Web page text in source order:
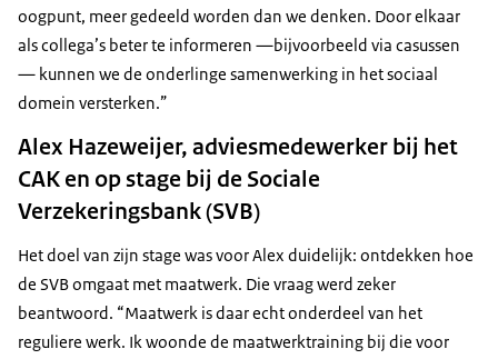
oogpunt, meer gedeeld worden dan we denken. Door elkaar
als collega’s beter te informeren —bijvoorbeeld via casussen
— kunnen we de onderlinge samenwerking in het sociaal
domein versterken.”
Alex Hazeweijer, adviesmedewerker bij het
CAK en op stage bij de Sociale
Verzekeringsbank (SVB)
Het doel van zijn stage was voor Alex duidelijk: ontdekken hoe
de SVB omgaat met maatwerk. Die vraag werd zeker
beantwoord. “Maatwerk is daar echt onderdeel van het
reguliere werk. Ik woonde de maatwerktraining bij die voor